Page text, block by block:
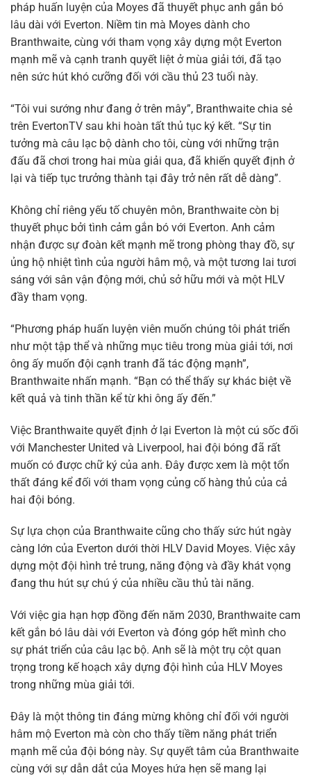
pháp huấn luyện của Moyes đã thuyết phục anh gắn bó
lâu dài với Everton. Niềm tin mà Moyes dành cho
Branthwaite, cùng với tham vọng xây dựng một Everton
mạnh mẽ và cạnh tranh quyết liệt ở mùa giải tới, đã tạo
nên sức hút khó cưỡng đối với cầu thủ 23 tuổi này.
“Tôi vui sướng như đang ở trên mây”, Branthwaite chia sẻ
trên EvertonTV sau khi hoàn tất thủ tục ký kết. “Sự tin
tưởng mà câu lạc bộ dành cho tôi, cùng với những trận
đấu đã chơi trong hai mùa giải qua, đã khiến quyết định ở
lại và tiếp tục trưởng thành tại đây trở nên rất dễ dàng”.
Không chỉ riêng yếu tố chuyên môn, Branthwaite còn bị
thuyết phục bởi tình cảm gắn bó với Everton. Anh cảm
nhận được sự đoàn kết mạnh mẽ trong phòng thay đồ, sự
ủng hộ nhiệt tình của người hâm mộ, và một tương lai tươi
sáng với sân vận động mới, chủ sở hữu mới và một HLV
đầy tham vọng.
“Phương pháp huấn luyện viên muốn chúng tôi phát triển
như một tập thể và những mục tiêu trong mùa giải tới, nơi
ông ấy muốn đội cạnh tranh đã tác động mạnh”,
Branthwaite nhấn mạnh. “Bạn có thể thấy sự khác biệt về
kết quả và tinh thần kể từ khi ông ấy đến.”
Việc Branthwaite quyết định ở lại Everton là một cú sốc đối
với Manchester United và Liverpool, hai đội bóng đã rất
muốn có được chữ ký của anh. Đây được xem là một tổn
thất đáng kể đối với tham vọng củng cố hàng thủ của cả
hai đội bóng.
Sự lựa chọn của Branthwaite cũng cho thấy sức hút ngày
càng lớn của Everton dưới thời HLV David Moyes. Việc xây
dựng một đội hình trẻ trung, năng động và đầy khát vọng
đang thu hút sự chú ý của nhiều cầu thủ tài năng.
Với việc gia hạn hợp đồng đến năm 2030, Branthwaite cam
kết gắn bó lâu dài với Everton và đóng góp hết mình cho
sự phát triển của câu lạc bộ. Anh sẽ là một trụ cột quan
trọng trong kế hoạch xây dựng đội hình của HLV Moyes
trong những mùa giải tới.
Đây là một thông tin đáng mừng không chỉ đối với người
hâm mộ Everton mà còn cho thấy tiềm năng phát triển
mạnh mẽ của đội bóng này. Sự quyết tâm của Branthwaite
cùng với sự dẫn dắt của Moyes hứa hẹn sẽ mang lại